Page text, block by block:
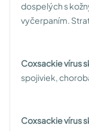
dospelých s
vyčerpaním.
Coxsackie vírus
spojiviek,
Coxsackie vírus